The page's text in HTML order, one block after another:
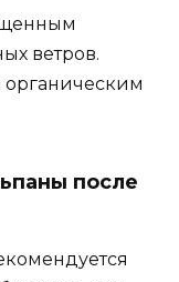
ветров.
органическим
после